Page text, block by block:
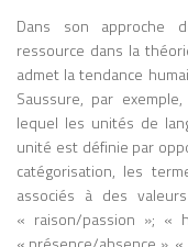
Dans son approche
ressource dans la
admet la tendance
Saussure, par
lequel les unités de
unité est définie par
catégorisation, les
associés à des
« raison/passion »; «